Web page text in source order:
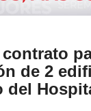
de 2
del